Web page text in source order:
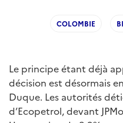
COLOMBIE
Le principe étant déjà
décision est désormais
Duque. Les autorités
d’Ecopetrol, devant